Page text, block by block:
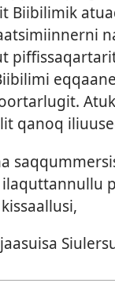
Biibilimik
qanoq